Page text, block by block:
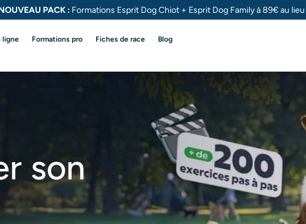
PACK : Formations Esprit Dog Chiot + Esprit Dog Family à 89€ au
ligne Formations pro Fiches de race Blog
son